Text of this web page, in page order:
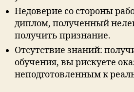
Недоверие со стороны
диплом, полученный
получить признание.
Отсутствие знаний:
обучения, вы рискуете
неподготовленным к